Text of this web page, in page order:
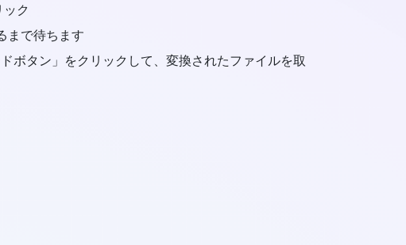
ク
まで待ちます
ボタン」をクリックして、変換されたファイルを取